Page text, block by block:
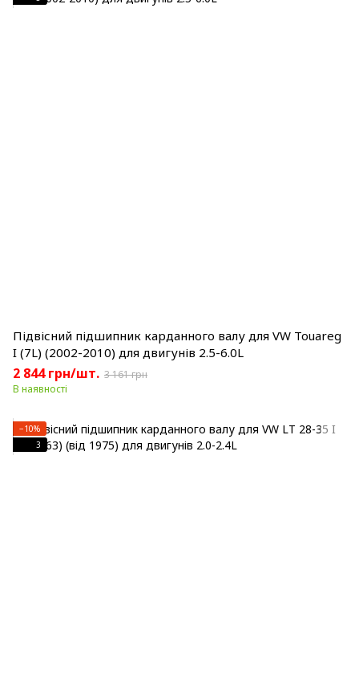
Підвісний підшипник карданного валу для VW Touareg
I (7L) (2002-2010) для двигунів 2.5-6.0L
2 844 грн/шт. 3 161 грн
В наявності
−10%
3